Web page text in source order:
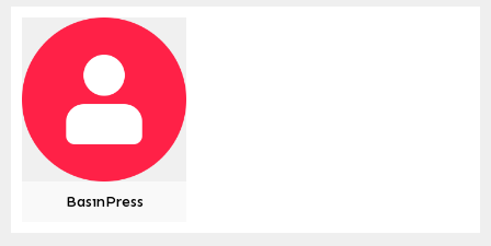
BasınPress